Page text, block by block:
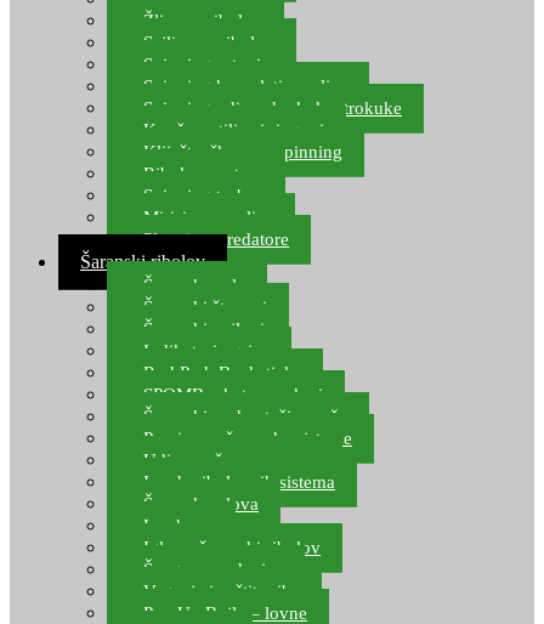
Žlice za ribolov
Sajlice za ribolov
Spinning setovi
Spinning kompleti varalica
Spinning udice, dvokuke, trokuke
Kopče, vrtilice i ringovi
Kliješta, škare za spinning
Ribolov pastrve
Spinning torbe
Mirisi za varalice
Plovci za predatore
Šaranski ribolov
Šaranske role
Šaranski štapovi
Šaranski najloni
Indikatori ugriza
Rod Pod, Banksticks
SPOMB rakete, markeri
Šaranski podmetači, mreže
Pernice za šaranske sisteme
Udice za šarana, amura
Izrada ribolovnih sistema
Šaranska olova
Leadcore
Igle za šaranski ribolov
Špage, upredenice
Vaganje i zaštita ribe
Pop Up Boile – lovne